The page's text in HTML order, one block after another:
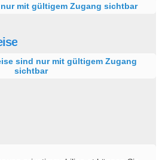
mit gültigem Zugang sichtbar
sind nur mit gültigem Zugang
sichtbar